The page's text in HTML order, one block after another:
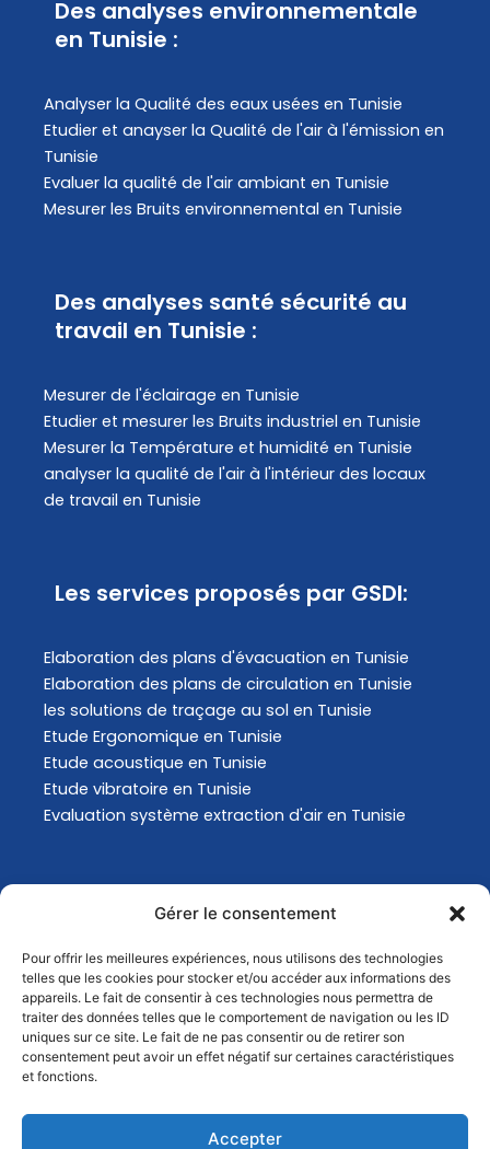
Gérer le consentement
Pour offrir les meilleures expériences, nous utilisons des technologies
telles que les cookies pour stocker et/ou accéder aux informations des
appareils. Le fait de consentir à ces technologies nous permettra de
traiter des données telles que le comportement de navigation ou les ID
uniques sur ce site. Le fait de ne pas consentir ou de retirer son
consentement peut avoir un effet négatif sur certaines caractéristiques
et fonctions.
Accepter
Des analyses environnementale
en Tunisie :
Analyser la Qualité des eaux usées en Tunisie
Etudier et anayser la Qualité de l'air à l'émission en
Tunisie
Evaluer la qualité de l'air ambiant en Tunisie
Mesurer les Bruits environnemental en Tunisie
Des analyses santé sécurité au
travail en Tunisie :
Mesurer de l'éclairage en Tunisie
Etudier et mesurer les Bruits industriel en Tunisie
Mesurer la Température et humidité en Tunisie
analyser la qualité de l'air à l'intérieur des locaux
de travail en Tunisie
Les services proposés par GSDI:
Elaboration des plans d'évacuation​ en Tunisie
Elaboration des plans de circulation en Tunisie
les solutions de traçage au sol en Tunisie
Etude Ergonomique en Tunisie
Etude acoustique en Tunisie
Etude vibratoire en Tunisie
Evaluation système extraction d'air en Tunisie
Actualités
Analyse Environnementale en Tunisie
Comment choisir son masque de protection
respiratoire ?
Comment choisir son masque de protection
respiratoire ?